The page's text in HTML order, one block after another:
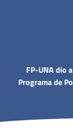
FP-UNA dio
Programa de